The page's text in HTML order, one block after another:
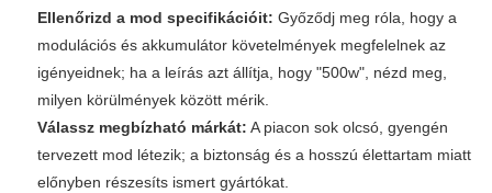
Ellenőrizd a mod specifikációit: Győződj meg róla, hogy a
modulációs és akkumulátor követelmények megfelelnek az
igényeidnek; ha a leírás azt állítja, hogy "500w", nézd meg,
milyen körülmények között mérik.
Válassz megbízható márkát: A piacon sok olcsó, gyengén
tervezett mod létezik; a biztonság és a hosszú élettartam miatt
előnyben részesíts ismert gyártókat.